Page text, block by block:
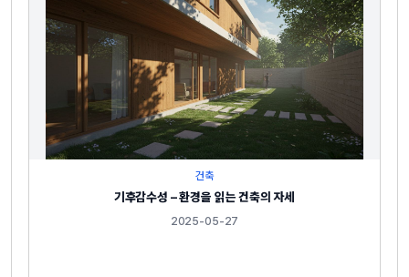
건축
기후감수성 – 환경을 읽는 건축의 자세
2025-05-27